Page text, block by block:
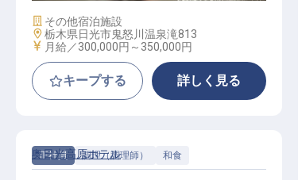
施設業態
その他宿泊施設
勤務地
栃木県日光市鬼怒川温泉滝813
給与
月給／300,000円～ 350,000円
キープする 詳しく見る
正社員 調理（調理師） 和食
奥日光高原ホテル